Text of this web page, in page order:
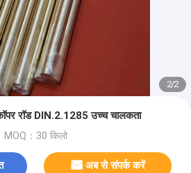
2/2
रॉड DIN.2.1285 उच्च चालकता
MOQ：30 किलो
अब से संपर्क करें